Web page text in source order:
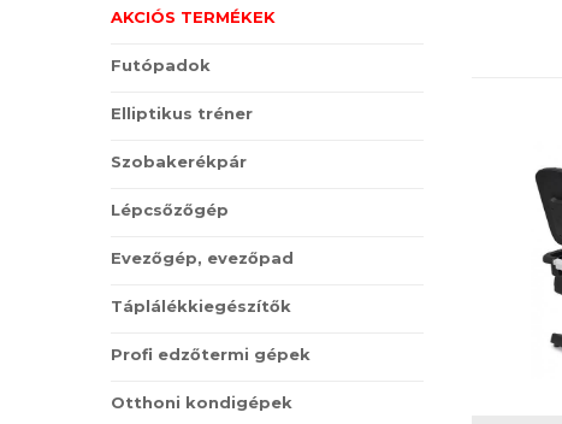
AKCIÓS TERMÉKEK
Futópadok
Elliptikus tréner
Szobakerékpár
Lépcsőzőgép
Evezőgép, evezőpad
Táplálékkiegészítők
Profi edzőtermi gépek
Otthoni kondigépek